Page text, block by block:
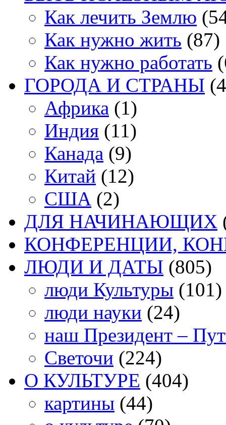
Как лечить Землю
Как нужно жить (87)
Как нужно работать
ГОРОДА И СТРАНЫ
Африка (1)
Индия (11)
Канада (9)
Китай (12)
США (2)
ДЛЯ НАЧИНАЮЩИХ
КОНФЕРЕНЦИИ,
ЛЮДИ И ДАТЫ (805)
люди Культуры (101)
люди науки (24)
наш Президент –
Светочи (224)
О КУЛЬТУРЕ (404)
картины (44)